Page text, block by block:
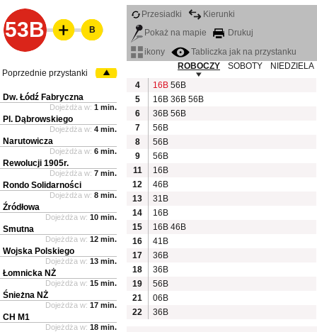
53B
Przesiadki
Kierunki
Pokaż na mapie
Drukuj
ikony
Tabliczka jak na przystanku
ROBOCZY
SOBOTY
NIEDZIELA
4
16B 56B
5
16B 36B 56B
6
36B 56B
7
56B
8
56B
9
56B
11
16B
12
46B
13
31B
14
16B
15
16B 46B
16
41B
17
36B
18
36B
19
56B
21
06B
22
36B
B
Poprzednie przystanki
Dw. Łódź Fabryczna
Dojeżdża w: 1 min.
Pl. Dąbrowskiego
Dojeżdża w: 4 min.
Narutowicza
Dojeżdża w: 6 min.
Rewolucji 1905r.
Dojeżdża w: 7 min.
Rondo Solidarności
Dojeżdża w: 8 min.
Źródłowa
Dojeżdża w: 10 min.
Smutna
Dojeżdża w: 12 min.
Wojska Polskiego
Dojeżdża w: 13 min.
Łomnicka NŻ
Dojeżdża w: 15 min.
Śnieżna NŻ
Dojeżdża w: 17 min.
CH M1
Dojeżdża w: 18 min.